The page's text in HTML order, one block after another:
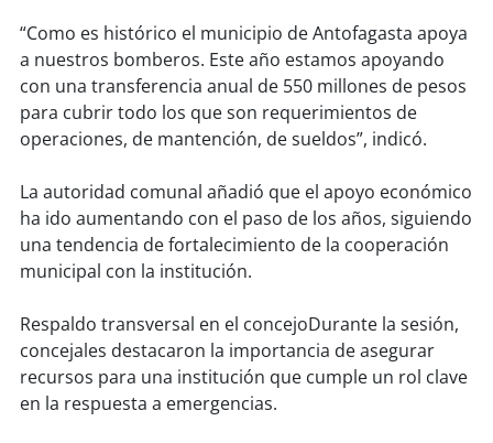
soy coronel
soyarauco
soytemuco
soyvaldivia
soyosorno
soy puertomontt
soychiloé
“Como es histórico el municipio de Antofagasta apoya
a nuestros bomberos. Este año estamos apoyando
con una transferencia anual de 550 millones de pesos
para cubrir todo los que son requerimientos de
operaciones, de mantención, de sueldos”, indicó.
La autoridad comunal añadió que el apoyo económico
ha ido aumentando con el paso de los años, siguiendo
una tendencia de fortalecimiento de la cooperación
municipal con la institución.
Respaldo transversal en el concejoDurante la sesión,
concejales destacaron la importancia de asegurar
recursos para una institución que cumple un rol clave
en la respuesta a emergencias.